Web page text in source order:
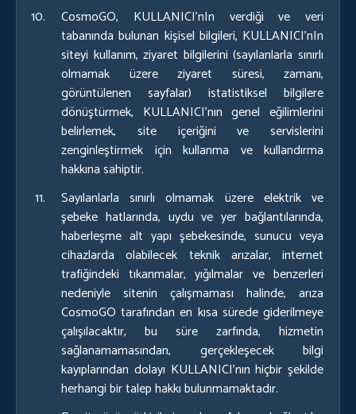
CosmoGO, KULLANICI’nIn verdiği ve veri
tabanında bulunan kişisel bilgileri, KULLANICI’nIn
siteyi kullanım, ziyaret bilgilerini (sayılanlarla sınırlı
olmamak üzere ziyaret süresi, zamanı,
görüntülenen sayfalar) istatistiksel bilgilere
dönüştürmek, KULLANICI’nın genel eğilimlerini
belirlemek, site içeriğini ve servislerini
zenginleştirmek için kullanma ve kullandırma
hakkına sahiptir.
Sayılanlarla sınırlı olmamak üzere elektrik ve
şebeke hatlarında, uydu ve yer bağlantılarında,
haberleşme alt yapı şebekesinde, sunucu veya
cihazlarda olabilecek teknik arızalar, internet
trafiğindeki tıkanmalar, yığılmalar ve benzerleri
nedeniyle sitenin çalışmaması halinde, arıza
CosmoGO tarafından en kısa sürede giderilmeye
çalışılacaktır, bu süre zarfında, hizmetin
sağlanamamasından, gerçekleşecek bilgi
kayıplarından dolayı KULLANICI’nın hiçbir şekilde
herhangi bir talep hakkı bulunmamaktadır.